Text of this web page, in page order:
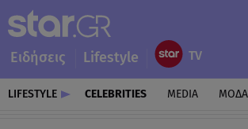
Ειδήσεις Lifestyle
LIFESTYLE CELEBRITIES MEDIA ΜΟΔΑ